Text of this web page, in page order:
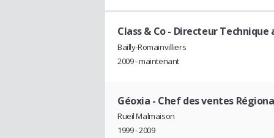
Class & Co- Directeur Technique
Bailly-Romainvilliers
2009 - maintenant
Géoxia - Chef des ventes
Rueil Malmaison
1999 - 2009